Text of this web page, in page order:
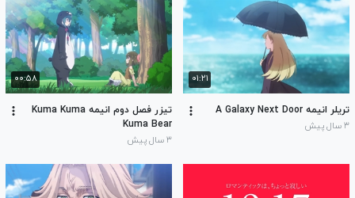
۰۱:۲۱
تریلر انیمه A Galaxy Next Door
۳ سال پیش
۰۰:۵۸
تیزر فصل دوم انیمه Kuma Kuma
Kuma Bear
۳ سال پیش